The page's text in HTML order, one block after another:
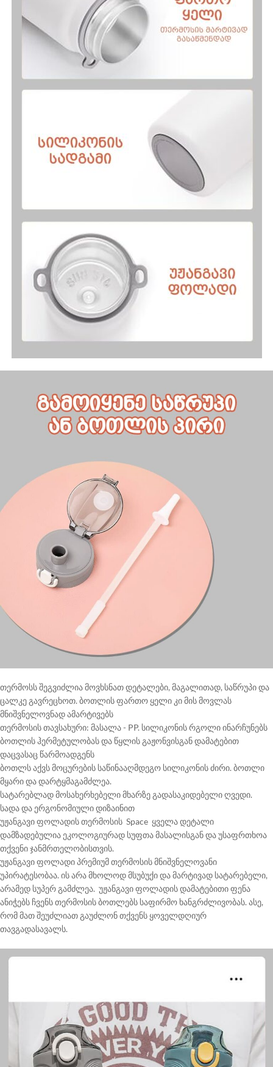
თერმოსს შეგვიძლია მოვხსნათ დეტალები, მაგალითად, საწრუპი და
ცალკე გავრეცხოთ. ბოთლის ფართო ყელი კი მის მოვლას
მნიშვნელოვნად ამარტივებს
თერმოსის თავსახური: მასალა - PP. სილიკონის რგოლი ინარჩუნებს
ბოთლის ჰერმეტულობას და წყლის გაჟონვისგან დამატებით
დაცვასაც წარმოადგენს
ბოთლს აქვს მოცურების საწინააღმდეგო სილიკონის ძირი. ბოთლი
მყარი და დარტყმაგამძლეა.
სატარებლად მოსახერხებელი მხარზე გადასაკიდებელი ღვედი.
სადა და ერგონომიული დიზაინით
უჟანგავი ფოლადის თერმოსის Space ყველა დეტალი
დამზადებულია ეკოლოგიურად სუფთა მასალისგან და უსაფრთხოა
თქვენი ჯანმრთელობისთვის.
უჟანგავი ფოლადი პრემიუმ თერმოსის მნიშვნელოვანი
უპირატესობაა. ის არა მხოლოდ მსუბუქი და მარტივად სატარებელი,
არამედ სუპერ გამძლეა. უჟანგავი ფოლადის დამატებითი ფენა
ანიჭებს ჩვენს თერმოსის ბოთლებს საფირმო ხანგრძლივობას. ასე,
რომ მათ შეუძლიათ გაუძლონ თქვენს ყოველდღიურ
თავგადასავალს.